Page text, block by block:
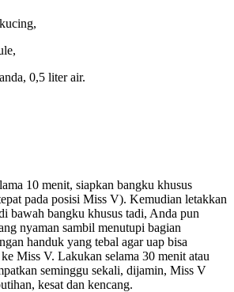
0,5 liter air.
10 menit, siapkan bangku khusus
pada posisi Miss V). Kemudian letakkan
bawah bangku khusus tadi, Anda pun
nyaman sambil menutupi bagian
handuk yang tebal agar uap bisa
Miss V. Lakukan selama 30 menit atau
seminggu sekali, dijamin, Miss V
kesat dan kencang.